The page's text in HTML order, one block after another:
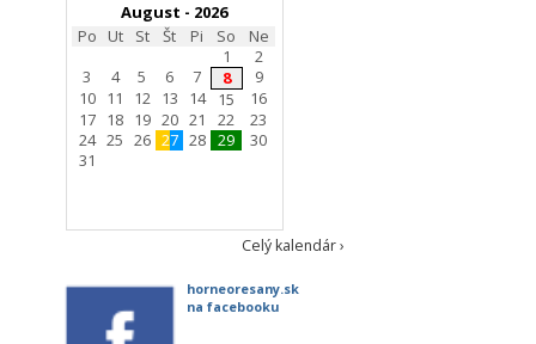
August - 2026
Po
Ut St Št Pi So
Ne
1
2
3
4 5 6 7 8
9
10 11 12 13 14 15
16
17 18 19 20 21 22
23
24 25 26 27 28 29
30
31
Celý kalendár ›
horneoresany.sk
na facebooku